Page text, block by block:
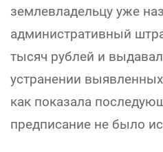
землевладельцу уже
административный
тысяч рублей и
устранении
как показала
предписание не было